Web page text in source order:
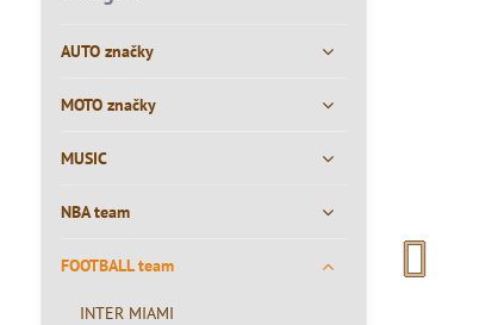
AUTO značky
MOTO značky
MUSIC
NBA team
FOOTBALL team
INTER MIAMI